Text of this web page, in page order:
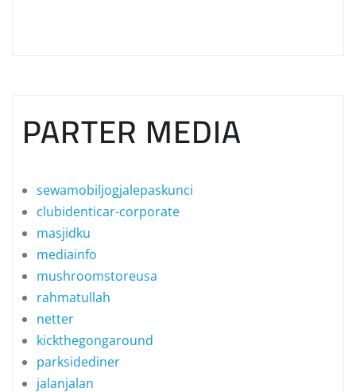
PARTER MEDIA
sewamobiljogjalepaskunci
clubidenticar-corporate
masjidku
mediainfo
mushroomstoreusa
rahmatullah
netter
kickthegongaround
parksidediner
jalanjalan